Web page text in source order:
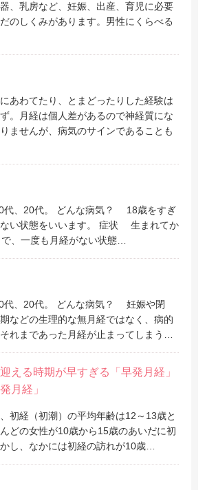
、乳房など、妊娠、出産、育児に必要
のしくみがあります。男性にくらべる
あわてたり、とまどったりした経験は
。月経は個人差があるので神経質にな
ませんが、病気のサインであることも
代、20代。 どんな病気？ 18歳をすぎ
ない状態をいいます。 症状 生まれてか
、一度も月経がない状態…
代、20代。 どんな病気？ 妊娠や閉
などの生理的な無月経ではなく、病的
れまであった月経が止まってしまう…
える時期が早すぎる「早発月経」
月経」
初経（初潮）の平均年齢は12～13歳と
どの女性が10歳から15歳のあいだに初
し、なかには初経の訪れが10歳…